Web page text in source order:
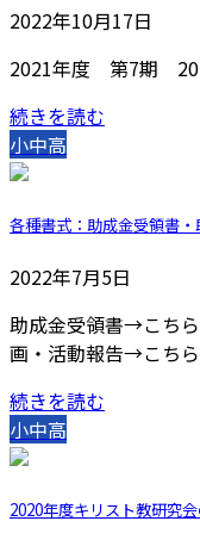
2022年10月17日
2021年度 第7期
続きを読む
小中高
各種書式：助成金受領書
2022年7月5日
助成金受領書→こち
画・活動報告→こちら
続きを読む
小中高
2020年度キリスト教研究